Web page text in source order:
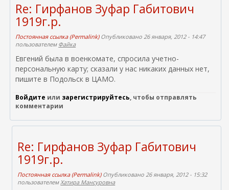
Re: Гирфанов Зуфар Габитович
1919г.р.
Постоянная ссылка (Permalink)Опубликовано 26 января, 2012 - 14:47
пользователем Файка
Евгений была в военкомате, спросила учетно-
персональную карту; сказали у нас никаких данных нет,
пишите в Подольск в ЦАМО.
Войдите или зарегистрируйтесь, чтобы отправлять
комментарии
Re: Гирфанов Зуфар Габитович
1919г.р.
Постоянная ссылка (Permalink)Опубликовано 26 января, 2012 - 15:32
пользователемХатира Мансуровна